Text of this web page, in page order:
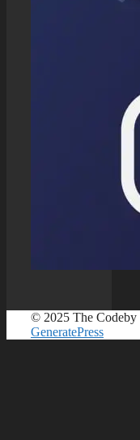
© 2025 The Codeby
GeneratePress